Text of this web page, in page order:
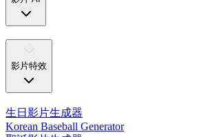
影片特效
生日影片生成器
Korean Baseball Generator